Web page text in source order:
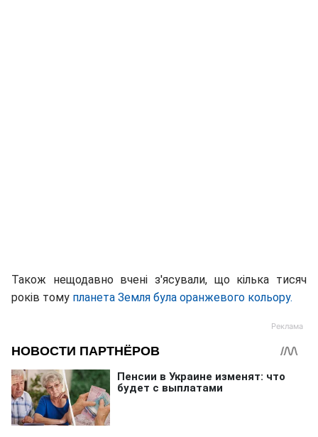
Також нещодавно вчені з'ясували, що кілька тисяч
років тому планета Земля була оранжевого кольору.